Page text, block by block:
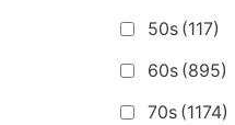
50s (117)
60s (895)
70s (1174)